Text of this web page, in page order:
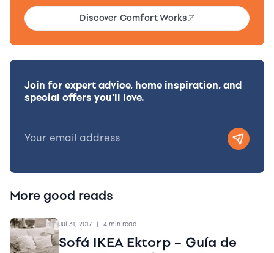
Discover Comfort Works
Join for expert advice, home inspiration, and
special offers you'll love.
More good reads
Jul 31, 2017 | 4 min read
Sofá IKEA Ektorp – Guía de